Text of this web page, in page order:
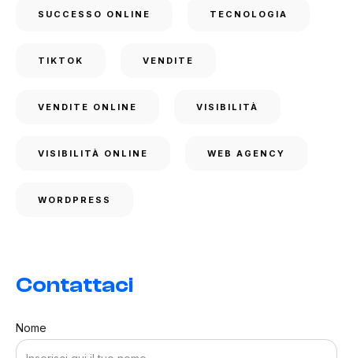
SUCCESSO ONLINE TECNOLOGIA
TIKTOK VENDITE
VENDITE ONLINE VISIBILITÀ
VISIBILITÀ ONLINE WEB AGENCY
WORDPRESS
Contattaci
Nome